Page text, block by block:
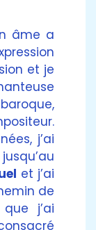
âme a
et je
j’ai
et j’ai
de
j’ai